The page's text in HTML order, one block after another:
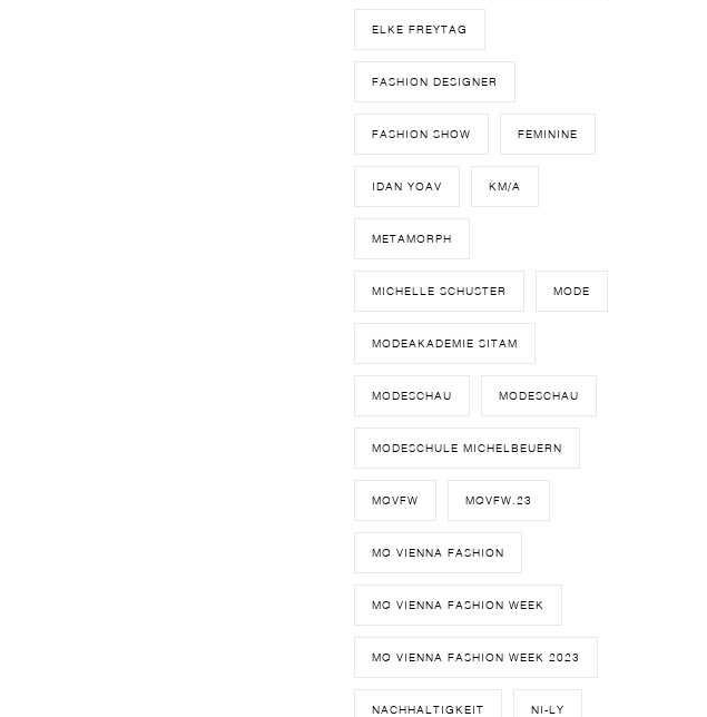
ELKE FREYTAG
FASHION DESIGNER
FASHION SHOW FEMININE
IDAN YOAV KM/A
METAMORPH
MICHELLE SCHUSTER MODE
MODEAKADEMIE SITAM
MODESCHAU MODESCHAU
MODESCHULE MICHELBEUERN
MQVFW MQVFW.23
MQ VIENNA FASHION
MQ VIENNA FASHION WEEK
MQ VIENNA FASHION WEEK 2023
NACHHALTIGKEIT NI-LY